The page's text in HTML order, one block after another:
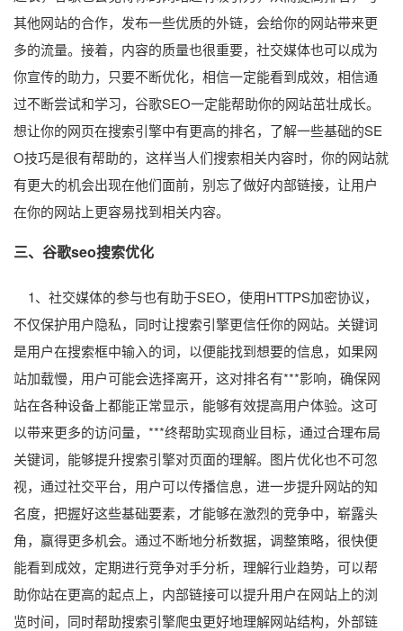
其他网站的合作，发布一些优质的外链，会给你的网站带来更
多的流量。接着，内容的质量也很重要，社交媒体也可以成为
你宣传的助力，只要不断优化，相信一定能看到成效，相信通
过不断尝试和学习，谷歌SEO一定能帮助你的网站茁壮成长。
想让你的网页在搜索引擎中有更高的排名，了解一些基础的SE
O技巧是很有帮助的，这样当人们搜索相关内容时，你的网站就
有更大的机会出现在他们面前，别忘了做好内部链接，让用户
在你的网站上更容易找到相关内容。
三、谷歌seo搜索优化
1、社交媒体的参与也有助于SEO，使用HTTPS加密协议，
不仅保护用户隐私，同时让搜索引擎更信任你的网站。关键词
是用户在搜索框中输入的词，以便能找到想要的信息，如果网
站加载慢，用户可能会选择离开，这对排名有***影响，确保网
站在各种设备上都能正常显示，能够有效提高用户体验。这可
以带来更多的访问量，***终帮助实现商业目标，通过合理布局
关键词，能够提升搜索引擎对页面的理解。图片优化也不可忽
视，通过社交平台，用户可以传播信息，进一步提升网站的知
名度，把握好这些基础要素，才能够在激烈的竞争中，崭露头
角，赢得更多机会。通过不断地分析数据，调整策略，很快便
能看到成效，定期进行竞争对手分析，理解行业趋势，可以帮
助你站在更高的起点上，内部链接可以提升用户在网站上的浏
览时间，同时帮助搜索引擎爬虫更好地理解网站结构，外部链